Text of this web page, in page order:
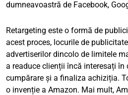
dumneavoastră de Facebook,
Retargeting este o formă de
acest proces, locurile de
advertiserilor dincolo de limitele
a readuce clienții încă interesați în
cumpărare și a finaliza achiziția.
o invenție a Amazon. Mai mult,